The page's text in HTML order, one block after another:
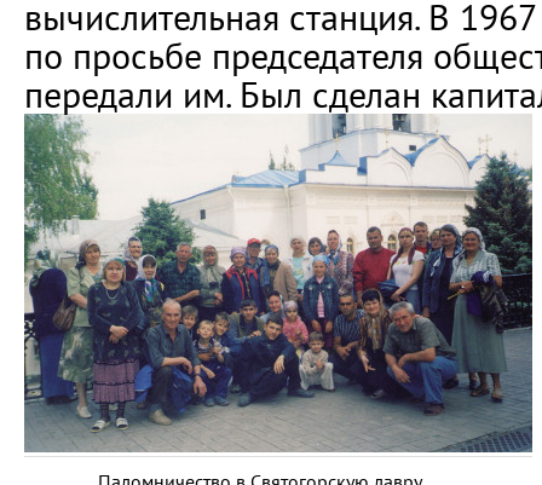
вычислительная станция. В
по просьбе председателя
передали им. Был сделан